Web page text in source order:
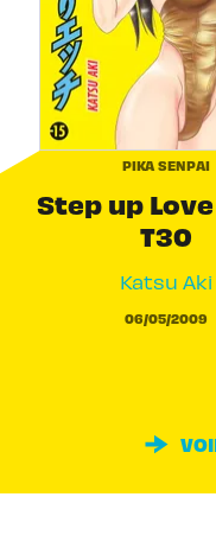
PIKA SENPAI
Step up
T30
Katsu Aki
06/05/2009